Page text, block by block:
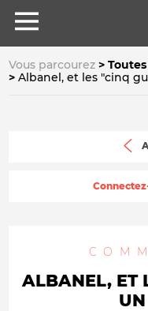
Vous parcourez
Albanel, et les "cinq
ALBANEL, ET